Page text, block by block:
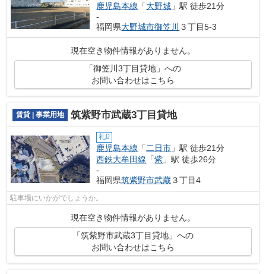
鹿児島本線 「大野城 」駅 徒歩21分
-
福岡県大野城市御笠川 ３丁目5-3
現在空き物件情報がありません。
「御笠川3丁目貸地」への
お問い合わせはこちら
賃貸 | 事業用地 筑紫野市武蔵3丁目貸地
礼0
鹿児島本線 「二日市 」駅 徒歩21分
西鉄大牟田線 「紫 」駅 徒歩26分
-
福岡県筑紫野市武蔵３丁目4
駐車場にいかがでしょうか。
現在空き物件情報がありません。
「筑紫野市武蔵3丁目貸地」への
お問い合わせはこちら